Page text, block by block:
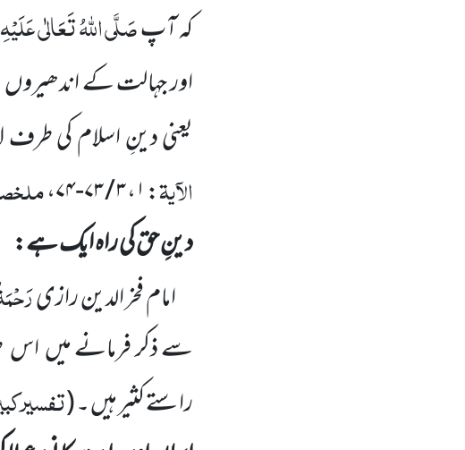
کہ آپصَلَّی اللّٰہُ تَعَالٰی
اور جہالت کے اندھیروں
یعنی دینِ اسلام کی
الآیۃ:۱،۳ / ۷۳-۷۴ ،
دینِ حق کی راہ ایک ہے:
امام فخر الدین رازی
سے ذکر فرمانے میںاس
راستے کثیر ہیں ۔(